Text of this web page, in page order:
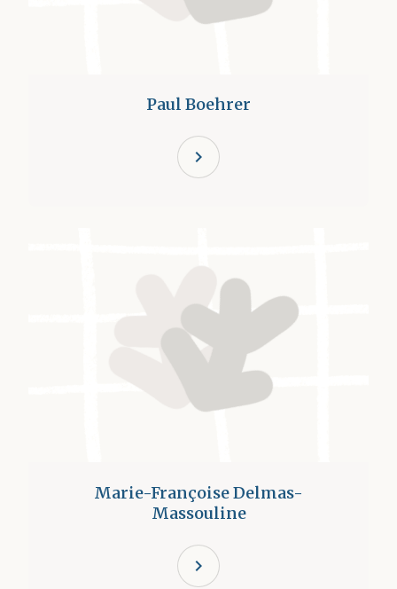
Paul Boehrer
chevron_right
Marie-Françoise Delmas-
Massouline
chevron_right